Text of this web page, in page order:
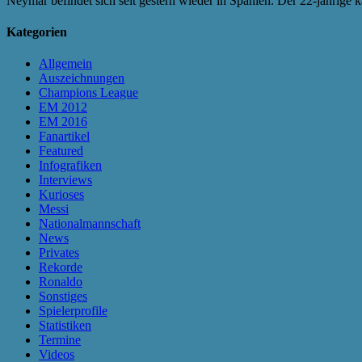
Kategorien
Allgemein
Auszeichnungen
Champions League
EM 2012
EM 2016
Fanartikel
Featured
Infografiken
Interviews
Kurioses
Messi
Nationalmannschaft
News
Privates
Rekorde
Ronaldo
Sonstiges
Spielerprofile
Statistiken
Termine
Videos